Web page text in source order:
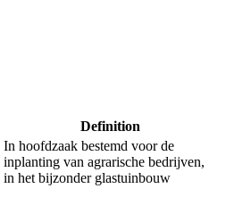
Definition
In hoofdzaak bestemd voor de
inplanting van agrarische bedrijven,
in het bijzonder glastuinbouw